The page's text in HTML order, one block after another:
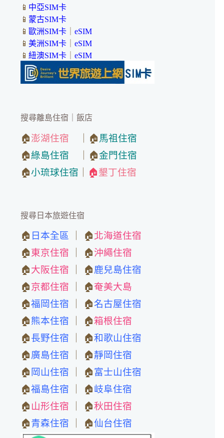
📱 中亞SIM卡
📱 蒙古SIM卡
📱 歐洲SIM卡
eSIM
📱 美洲SIM卡
eSIM
📱 紐澳SIM卡 eSIM
搜尋離島住宿｜飯店
🏠澎湖住宿 ｜🏠 馬祖住宿
🏠綠島住宿 ｜🏠金門住宿
🏠小琉球住宿 🏠墾丁住宿
搜尋日本旅遊住宿
🏠 日本全區 ｜ 🏠北海道住宿
🏠東京住宿 ｜ 🏠沖繩住宿
🏠大阪住宿 ｜ 🏠鹿兒島住宿
🏠京都住宿 ｜ 🏠奄美大島
🏠福岡住宿 ｜ 🏠名古屋住宿
🏠熊本住宿 ｜ 🏠箱根住宿
🏠長野住宿 ｜ 🏠和歌山住宿
🏠廣島住宿 ｜ 🏠靜岡住宿
🏠 岡山住宿 ｜ 🏠富士山住宿
🏠福島住宿 ｜ 🏠岐阜住宿
🏠 山形住宿 ｜ 🏠秋田住宿
🏠青森住宿 ｜ 🏠仙台住宿